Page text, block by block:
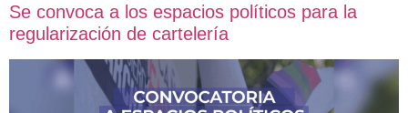
Se convoca a los espacios políticos para la
regularización de cartelería